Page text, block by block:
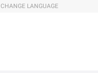
CHANGE LANGUAGE